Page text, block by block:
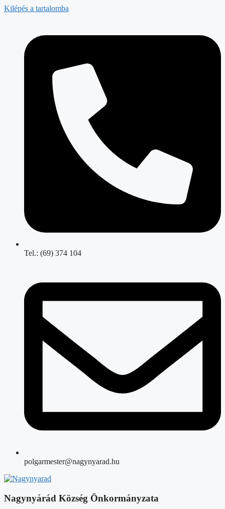
Kilépés a tartalomba
Tel.: (69) 374 104
polgarmester@nagynyarad.hu
Nagynyárád Község Önkormányzata